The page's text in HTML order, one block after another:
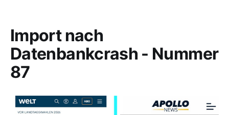
Import nach
Datenbankcrash - Nummer
87